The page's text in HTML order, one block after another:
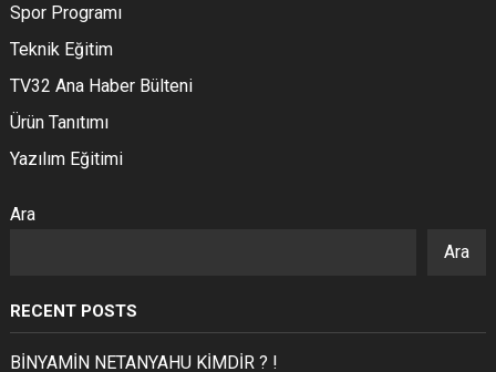
Spor Programı
Teknik Eğitim
TV32 Ana Haber Bülteni
Ürün Tanıtımı
Yazılım Eğitimi
Ara
Ara
RECENT POSTS
BİNYAMİN NETANYAHU KİMDİR ? !